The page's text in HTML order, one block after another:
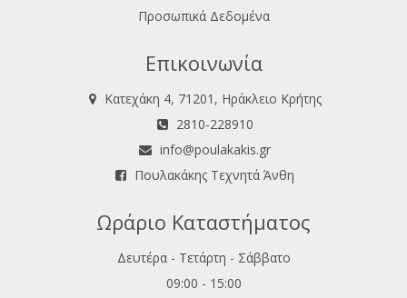
Προσωπικά Δεδομένα
Επικοινωνία
Κατεχάκη 4, 71201, Ηράκλειο Κρήτης
2810-228910
info@poulakakis.gr
Πουλακάκης Τεχνητά Άνθη
Ωράριο Καταστήματος
Δευτέρα - Τετάρτη - Σάββατο
09:00 - 15:00